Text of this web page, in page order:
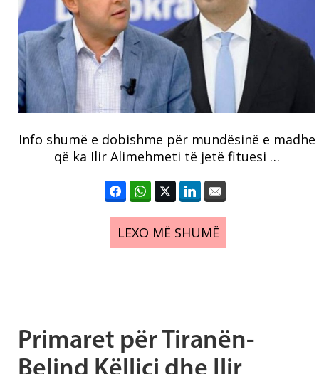
Info shumë e dobishme për mundësinë e madhe
që ka Ilir Alimehmeti të jetë fituesi …
LEXO MË SHUMË
Primaret për Tiranën-